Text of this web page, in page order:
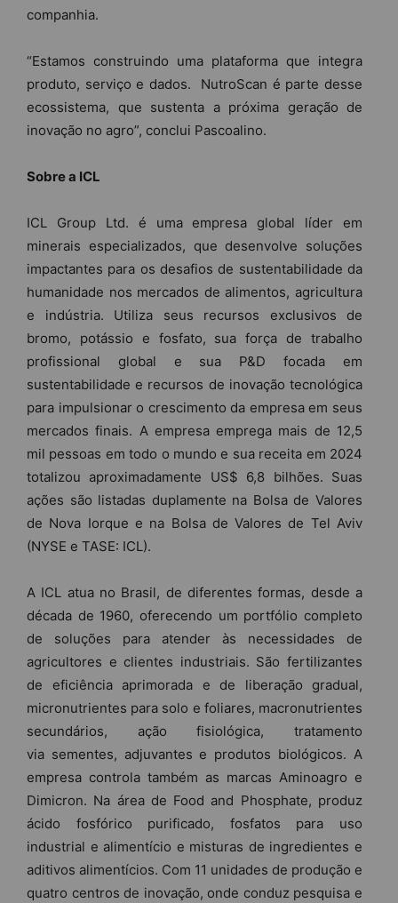
companhia.
“Estamos construindo uma plataforma que integra
produto, serviço e dados. NutroScan é parte desse
ecossistema, que sustenta a próxima geração de
inovação no agro”, conclui Pascoalino.
Sobre a ICL
ICL Group Ltd. é uma empresa global líder em
minerais especializados, que desenvolve soluções
impactantes para os desafios de sustentabilidade da
humanidade nos mercados de alimentos, agricultura
e indústria. Utiliza seus recursos exclusivos de
bromo, potássio e fosfato, sua força de trabalho
profissional global e sua P&D focada em
sustentabilidade e recursos de inovação tecnológica
para impulsionar o crescimento da empresa em seus
mercados finais. A empresa emprega mais de 12,5
mil pessoas em todo o mundo e sua receita em 2024
totalizou aproximadamente US$ 6,8 bilhões. Suas
ações são listadas duplamente na Bolsa de Valores
de Nova Iorque e na Bolsa de Valores de Tel Aviv
(NYSE e TASE: ICL).
A ICL atua no Brasil, de diferentes formas, desde a
década de 1960, oferecendo um portfólio completo
de soluções para atender às necessidades de
agricultores e clientes industriais. São fertilizantes
de eficiência aprimorada e de liberação gradual,
micronutrientes para solo e foliares, macronutrientes
secundários, ação fisiológica, tratamento
via sementes, adjuvantes e produtos biológicos. A
empresa controla também as marcas Aminoagro e
Dimicron. Na área de Food and Phosphate, produz
ácido fosfórico purificado, fosfatos para uso
industrial e alimentício e misturas de ingredientes e
aditivos alimentícios. Com 11 unidades de produção e
quatro centros de inovação, onde conduz pesquisa e